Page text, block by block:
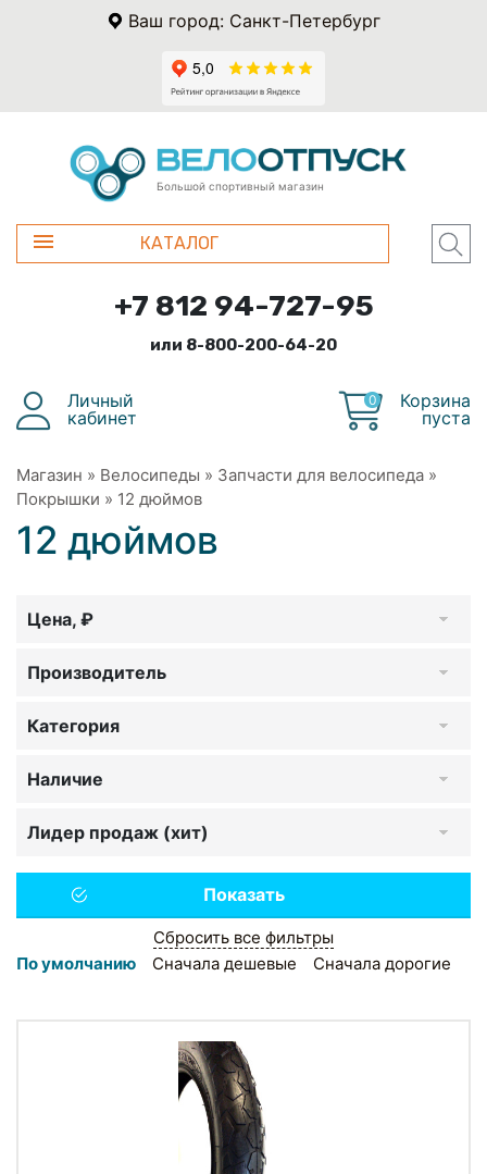
Ваш город: Санкт-Петербург
Большой спортивный магазин
КАТАЛОГ
+7 812 94-727-95
или 8-800-200-64-20
Личный
кабинет
0
Корзина
пуста
Магазин » Велосипеды » Запчасти для велосипеда »
Покрышки » 12 дюймов
12 дюймов
Цена, ₽
Производитель
Категория
Наличие
Лидер продаж (хит)
Сбросить все фильтры
По умолчанию
Сначала дешевые Сначала дорогие